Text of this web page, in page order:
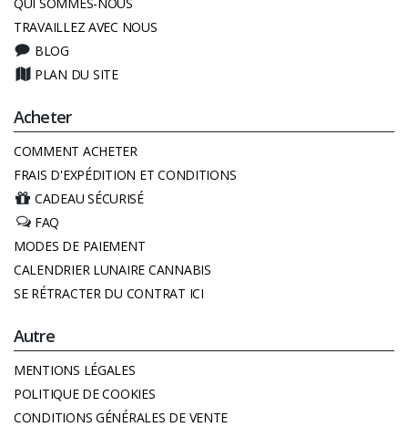
TRAVAILLEZ AVEC NOUS
BLOG
PLAN DU SITE
Acheter
COMMENT ACHETER
FRAIS D'EXPÉDITION ET CONDITIONS
CADEAU SÉCURISÉ
FAQ
MODES DE PAIEMENT
CALENDRIER LUNAIRE CANNABIS
SE RÉTRACTER DU CONTRAT ICI
Autre
MENTIONS LÉGALES
POLITIQUE DE COOKIES
CONDITIONS GÉNÉRALES DE VENTE